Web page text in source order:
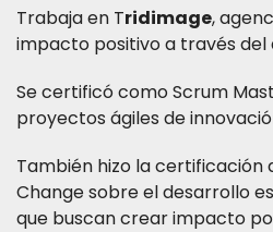
Trabaja en Tridimage,
impacto positivo a través del
Se certificó como Scrum
proyectos ágiles de
También hizo la certificación
Change sobre el desarrollo
que buscan crear impacto